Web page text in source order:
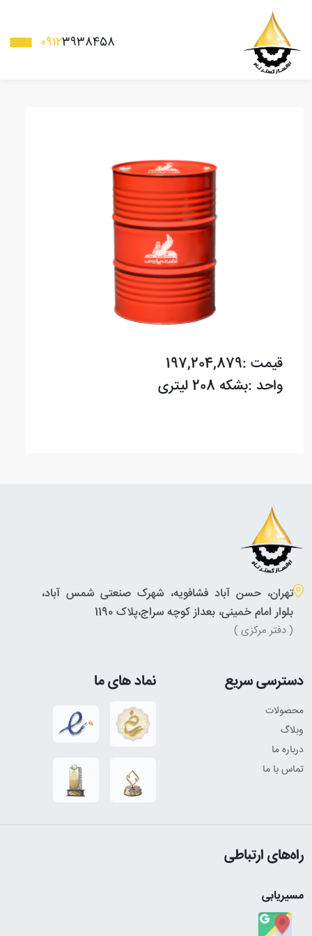
09123938458
قیمت :197,204,879
واحد :بشکه 208 لیتری
تهران، حسن آباد فشافویه، شهرک صنعتی شمس آباد،
بلوار امام خمینی، بعداز کوچه سراج،پلاک 1190
( دفتر مرکزی )
دسترسی سریع
محصولات
وبلاگ
درباره ما
تماس با ما
نماد های ما
راه‌های ارتباطی
مسیریابی